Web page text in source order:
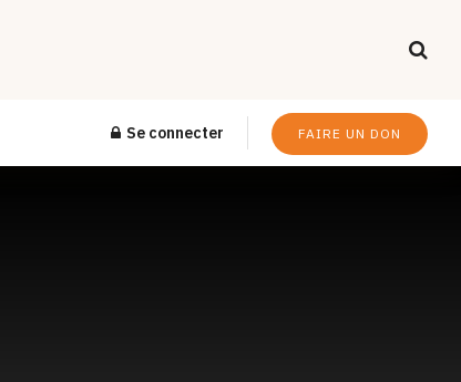
Se connecter FAIRE UN DON